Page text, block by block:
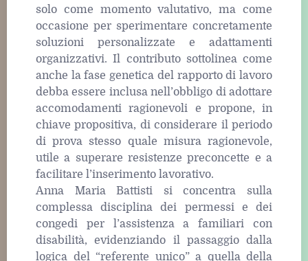
solo come momento valutativo, ma come
occasione per sperimentare concretamente
soluzioni personalizzate e adattamenti
organizzativi. Il contributo sottolinea come
anche la fase genetica del rapporto di lavoro
debba essere inclusa nell’obbligo di adottare
accomodamenti ragionevoli e propone, in
chiave propositiva, di considerare il periodo
di prova stesso quale misura ragionevole,
utile a superare resistenze preconcette e a
facilitare l’inserimento lavorativo.
Anna Maria Battisti si concentra sulla
complessa disciplina dei permessi e dei
congedi per l’assistenza a familiari con
disabilità, evidenziando il passaggio dalla
logica del “referente unico” a quella della